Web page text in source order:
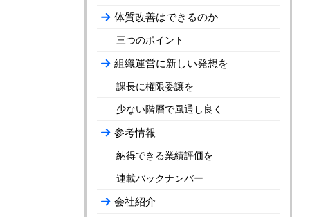
体質改善はできるのか
三つのポイント
組織運営に新しい発想を
課長に権限委譲を
少ない階層で風通し良く
参考情報
納得できる業績評価を
連載バックナンバー
会社紹介